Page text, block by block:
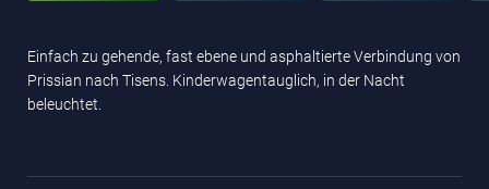
Einfach zu gehende, fast ebene und asphaltierte Verbindung von
Prissian nach Tisens. Kinderwagentauglich, in der Nacht
beleuchtet.